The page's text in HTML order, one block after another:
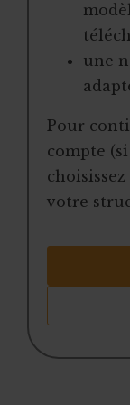
une
Pour
compte
votre